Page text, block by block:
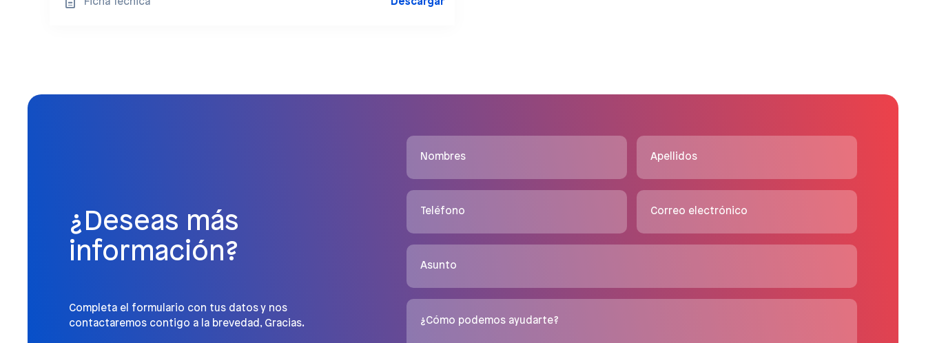
¿Deseas más
información?
Completa el formulario con tus datos y nos
contactaremos contigo a la brevedad, Gracias.
Nombres Apellidos
Teléfono Correo electrónico
Asunto
¿Cómo podemos ayudarte?